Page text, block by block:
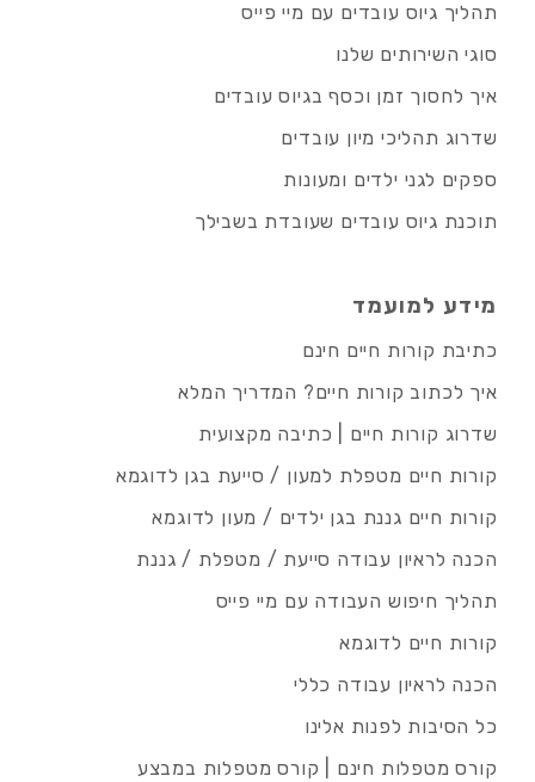
תהליך גיוס עובדים עם מיי פייס
סוגי השירותים שלנו
איך לחסוך זמן וכסף בגיוס עובדים
שדרוג תהליכי מיון עובדים
ספקים לגני ילדים ומעונות
תוכנת גיוס עובדים שעובדת בשבילך
מידע למועמד
כתיבת קורות חיים חינם
איך לכתוב קורות חיים? המדריך המלא
שדרוג קורות חיים | כתיבה מקצועית
קורות חיים מטפלת למעון / סייעת בגן לדוגמא
קורות חיים גננת בגן ילדים / מעון לדוגמא
הכנה לראיון עבודה סייעת / מטפלת / גננת
תהליך חיפוש העבודה עם מיי פייס
קורות חיים לדוגמא
הכנה לראיון עבודה כללי
כל הסיבות לפנות אלינו
קורס מטפלות חינם | קורס מטפלות במבצע